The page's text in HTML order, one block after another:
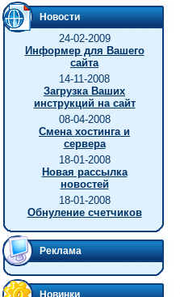
Новости
24-02-2009
Информер для Вашего
сайта
14-11-2008
Загрузка Ваших
инструкций на сайт
08-04-2008
Смена хостинга и
сервера
18-01-2008
Новая рассылка
новостей
18-01-2008
Обнуление счетчиков
Реклама
Новинки